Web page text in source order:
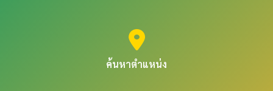
ค้นหาตำแหน่ง